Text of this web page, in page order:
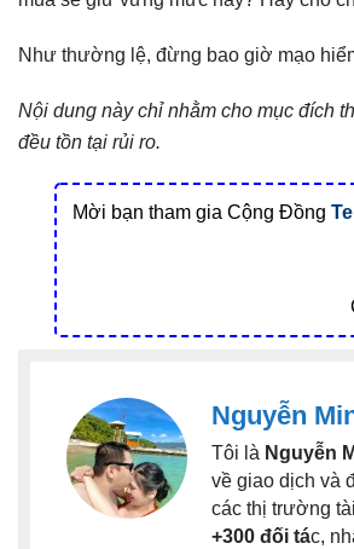
Như thường lệ, đừng bao giờ mạo
Nội dung này chỉ nhằm cho mục đích
đều tồn tại rủi ro.
Mời bạn tham gia Cộng Đồng
Nguyễn
Tôi là Nguyễn
về giao dịch và
các thị trường
+300 đối tác,